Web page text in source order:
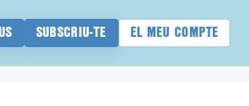
SUBSCRIU-TE EL MEU COMPTE